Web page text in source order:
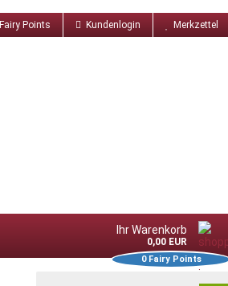
Fairy Points Kundenlogin Merkzettel
Ihr Warenkorb
0,00 EUR
0Fairy Points